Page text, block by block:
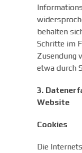
behalten
Schritte im
Zusendung
etwa durch
3.
Website
Cookies
Die